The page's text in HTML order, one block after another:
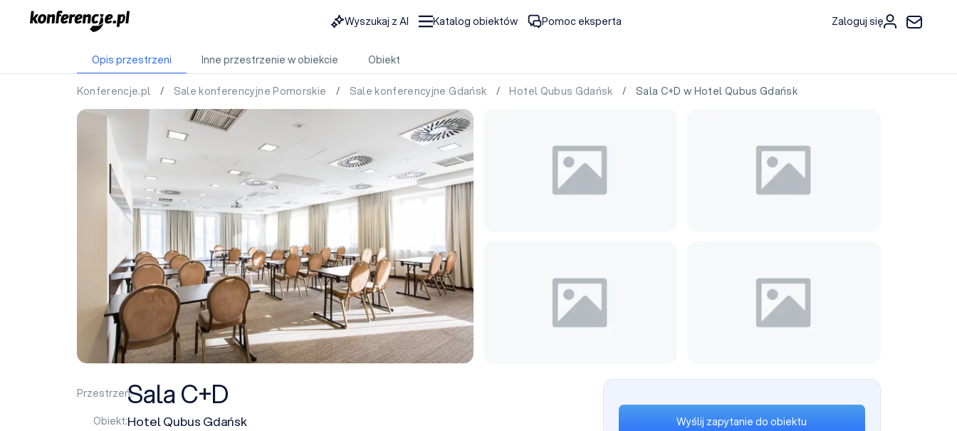
Wyszukaj z AI Katalog obiektów Pomoc eksperta Zaloguj się
Opis przestrzeni Inne przestrzenie w obiekcie Obiekt
Konferencje.pl / Sale konferencyjne Pomorskie / Sale konferencyjne Gdańsk /Hotel Qubus Gdańsk / Sala C+D w Hotel Qubus Gdańsk
Przestrzeń:Sala C+D
Obiekt:Hotel Qubus Gdańsk Wyślij zapytanie do obiektu